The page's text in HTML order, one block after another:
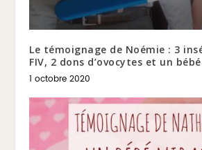
Le témoignage de Noémie : 3
FIV, 2 dons d’ovocytes et un
1 octobre 2020